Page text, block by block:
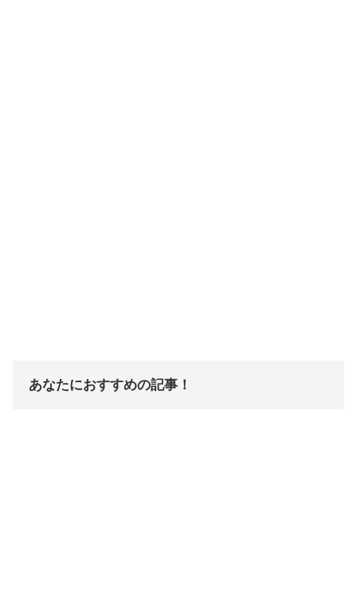
あなたにおすすめの記事！